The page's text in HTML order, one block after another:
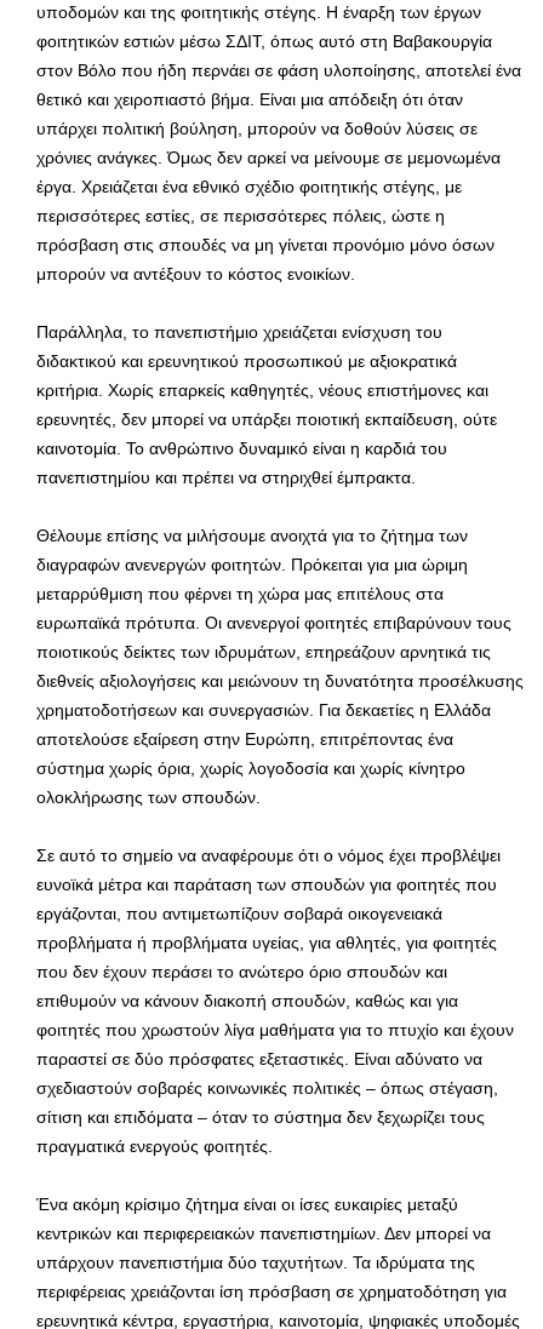
υποδομών και της φοιτητικής στέγης. Η έναρξη των έργων
φοιτητικών εστιών μέσω ΣΔΙΤ, όπως αυτό στη Βαβακουργία
στον Βόλο που ήδη περνάει σε φάση υλοποίησης, αποτελεί ένα
θετικό και χειροπιαστό βήμα. Είναι μια απόδειξη ότι όταν
υπάρχει πολιτική βούληση, μπορούν να δοθούν λύσεις σε
χρόνιες ανάγκες. Όμως δεν αρκεί να μείνουμε σε μεμονωμένα
έργα. Χρειάζεται ένα εθνικό σχέδιο φοιτητικής στέγης, με
περισσότερες εστίες, σε περισσότερες πόλεις, ώστε η
πρόσβαση στις σπουδές να μη γίνεται προνόμιο μόνο όσων
μπορούν να αντέξουν το κόστος ενοικίων.
Παράλληλα, το πανεπιστήμιο χρειάζεται ενίσχυση του
διδακτικού και ερευνητικού προσωπικού με αξιοκρατικά
κριτήρια. Χωρίς επαρκείς καθηγητές, νέους επιστήμονες και
ερευνητές, δεν μπορεί να υπάρξει ποιοτική εκπαίδευση, ούτε
καινοτομία. Το ανθρώπινο δυναμικό είναι η καρδιά του
πανεπιστημίου και πρέπει να στηριχθεί έμπρακτα.
Θέλουμε επίσης να μιλήσουμε ανοιχτά για το ζήτημα των
διαγραφών ανενεργών φοιτητών. Πρόκειται για μια ώριμη
μεταρρύθμιση που φέρνει τη χώρα μας επιτέλους στα
ευρωπαϊκά πρότυπα. Οι ανενεργοί φοιτητές επιβαρύνουν τους
ποιοτικούς δείκτες των ιδρυμάτων, επηρεάζουν αρνητικά τις
διεθνείς αξιολογήσεις και μειώνουν τη δυνατότητα προσέλκυσης
χρηματοδοτήσεων και συνεργασιών. Για δεκαετίες η Ελλάδα
αποτελούσε εξαίρεση στην Ευρώπη, επιτρέποντας ένα
σύστημα χωρίς όρια, χωρίς λογοδοσία και χωρίς κίνητρο
ολοκλήρωσης των σπουδών.
Σε αυτό το σημείο να αναφέρουμε ότι ο νόμος έχει προβλέψει
ευνοϊκά μέτρα και παράταση των σπουδών για φοιτητές που
εργάζονται, που αντιμετωπίζουν σοβαρά οικογενειακά
προβλήματα ή προβλήματα υγείας, για αθλητές, για φοιτητές
που δεν έχουν περάσει το ανώτερο όριο σπουδών και
επιθυμούν να κάνουν διακοπή σπουδών, καθώς και για
φοιτητές που χρωστούν λίγα μαθήματα για το πτυχίο και έχουν
παραστεί σε δύο πρόσφατες εξεταστικές. Είναι αδύνατο να
σχεδιαστούν σοβαρές κοινωνικές πολιτικές – όπως στέγαση,
σίτιση και επιδόματα – όταν το σύστημα δεν ξεχωρίζει τους
πραγματικά ενεργούς φοιτητές.
Ένα ακόμη κρίσιμο ζήτημα είναι οι ίσες ευκαιρίες μεταξύ
κεντρικών και περιφερειακών πανεπιστημίων. Δεν μπορεί να
υπάρχουν πανεπιστήμια δύο ταχυτήτων. Τα ιδρύματα της
περιφέρειας χρειάζονται ίση πρόσβαση σε χρηματοδότηση για
ερευνητικά κέντρα, εργαστήρια, καινοτομία, ψηφιακές υποδομές